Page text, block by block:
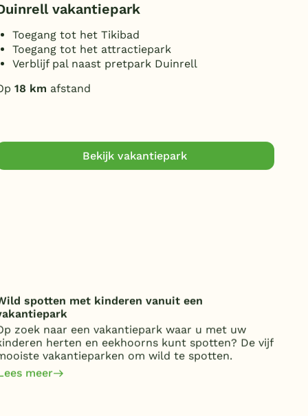
vakantiepark
Toegang tot het Tikibad
Toegang tot het attractiepark
Verblijf pal naast pretpark Duinrell
18 km afstand
Bekijk vakantiepark
spotten met kinderen vanuit een
zoek naar een vakantiepark waar u met uw
herten en eekhoorns kunt spotten? De vijf
vakantieparken om wild te spotten.
meer